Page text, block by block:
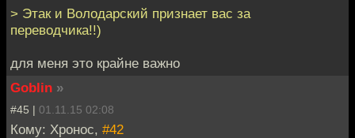
> Этак и Володарский признает вас за
переводчика!!)
для меня это крайне важно
Goblin »
#45 | 01.11.15 02:08
Кому: Хронос, #42